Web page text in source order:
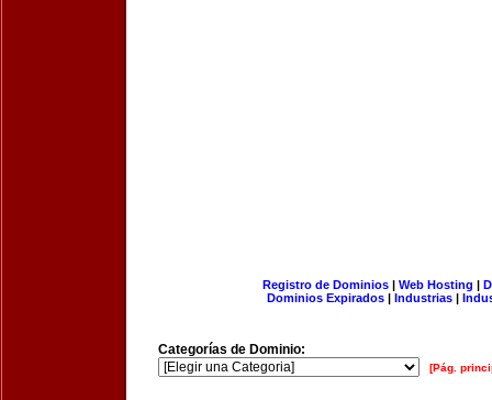
Registro de Dominios| Web Hosting |
Dominios Expirados | Industrias |
Categorías de Dominio:
[Pág.